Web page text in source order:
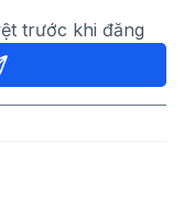
trước khi đăng